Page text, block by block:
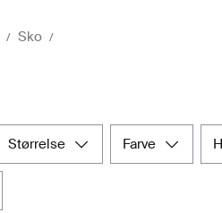
Sko
størrelse farve